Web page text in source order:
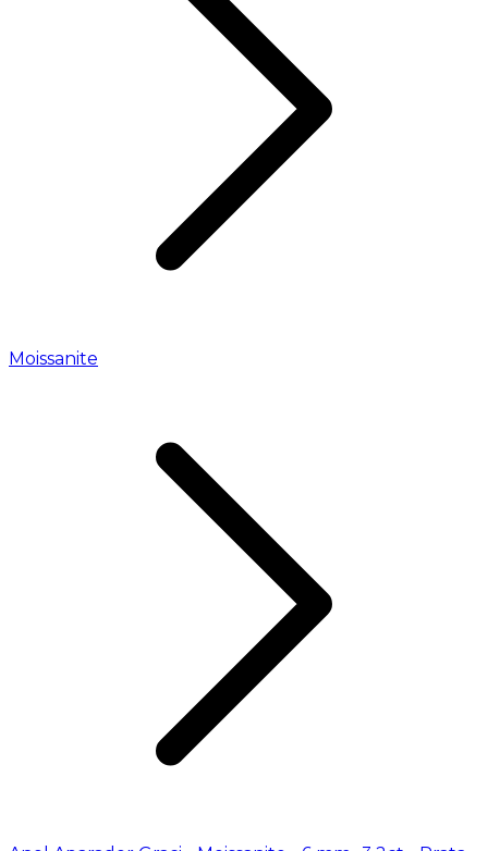
Moissanite